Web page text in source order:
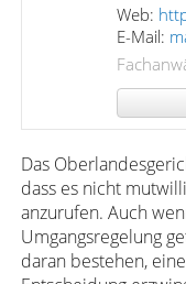
Web:
E-Mail:
Das
dass es nicht
anzurufen. Auch
Umgangsregelung
daran bestehen,